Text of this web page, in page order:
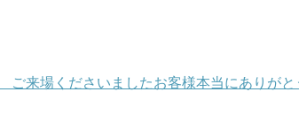
ご来場くださいましたお客様本当にありが